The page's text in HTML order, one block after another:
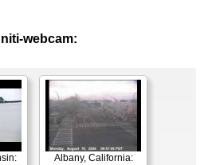
webcam:
Albany, California: